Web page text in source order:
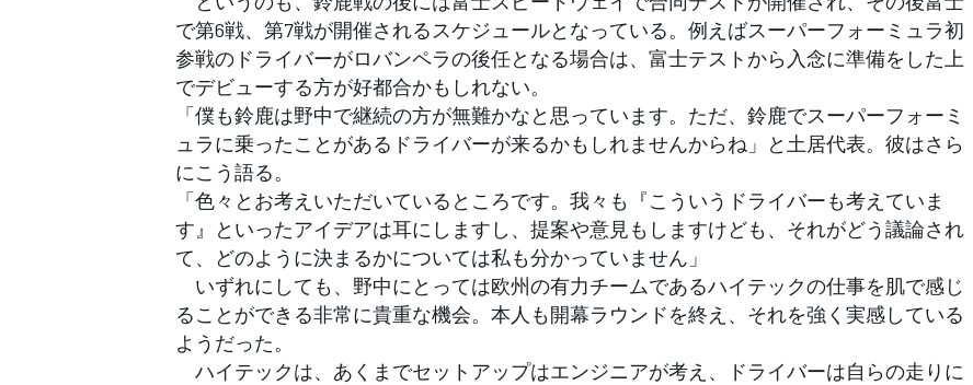
すべてのカテゴリー
で第6戦、第7戦が開催されるスケジュールとなっている。例えばスーパーフォーミュラ初
参戦のドライバーがロバンペラの後任となる場合は、富士テストから入念に準備をした上
でデビューする方が好都合かもしれない。
「僕も鈴鹿は野中で継続の方が無難かなと思っています。ただ、鈴鹿でスーパーフォーミ
ュラに乗ったことがあるドライバーが来るかもしれませんからね」と土居代表。彼はさら
にこう語る。
「色々とお考えいただいているところです。我々も『こういうドライバーも考えていま
す』といったアイデアは耳にしますし、提案や意見もしますけども、それがどう議論され
て、どのように決まるかについては私も分かっていません」
いずれにしても、野中にとっては欧州の有力チームであるハイテックの仕事を肌で感じ
ることができる非常に貴重な機会。本人も開幕ラウンドを終え、それを強く実感している
ようだった。
ハイテックは、あくまでセットアップはエンジニアが考え、ドライバーは自らの走りに